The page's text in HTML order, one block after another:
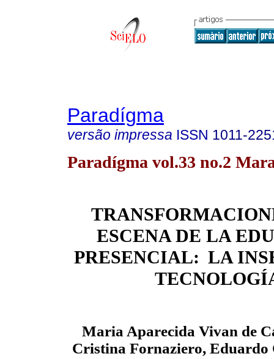
Paradígma
versão impressa ISSN 1011-
Paradígma vol.33 no.2
ESCENA DE LA
PRESENCIAL: LA
Maria Aparecida Vivan de
Cristina Fornaziero, Eduardo